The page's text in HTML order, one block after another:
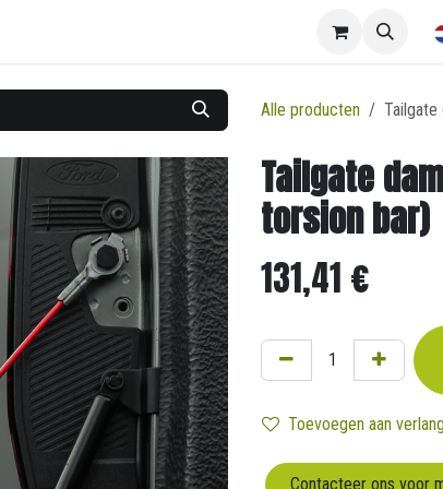
Alle producten
Tailgate
torsion bar)
131,41 €
Toevoegen aan
Contacteer ons voor